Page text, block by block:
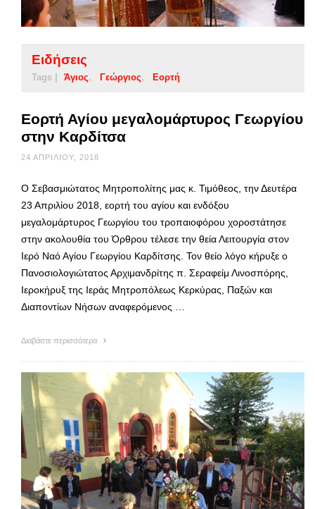
Ειδήσεις
Tags | Άγιος Γεώργιος Εορτή
Εορτή Αγίου μεγαλομάρτυρος Γεωργίου
στην Καρδίτσα
24 ΑΠΡΙΛΊΟΥ, 2018
Ο Σεβασμιώτατος Μητροπολίτης μας κ. Τιμόθεος, την Δευτέρα
23 Απριλίου 2018, εορτή του αγίου και ενδόξου
μεγαλομάρτυρος Γεωργίου του τροπαιοφόρου χοροστάτησε
στην ακολουθία του Όρθρου τέλεσε την θεία Λειτουργία στον
Ιερό Ναό Αγίου Γεωργίου Καρδίτσης. Τον θείο λόγο κήρυξε ο
Πανοσιολογιώτατος Αρχιμανδρίτης π. Σεραφείμ Λινοσπόρης,
Ιεροκήρυξ της Ιεράς Μητροπόλεως Κερκύρας, Παξών και
Διαποντίων Νήσων αναφερόμενος …
Διαβάστε περισσότερα